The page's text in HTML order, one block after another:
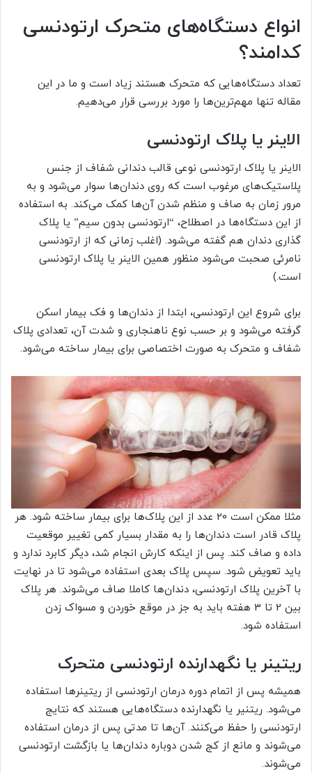
انواع دستگاه‌های متحرک ارتودنسی
کدامند؟
تعداد دستگاه‌هایی که متحرک هستند زیاد است و ما در این
مقاله تنها مهم‌ترین‌ها را مورد بررسی قرار می‌دهیم.
الاینر یا پلاک ارتودنسی
الاینر یا پلاک ارتودنسی نوعی قالب دندانی شفاف از جنس
پلاستیک‌های مرغوب است که روی دندان‌ها سوار می‌شود و به
مرور زمان به صاف و منظم شدن آن‌ها کمک می‌کند. به استفاده
از این دستگاه‌ها در اصطلاح، “ارتودنسی بدون سیم” یا پلاک
گذاری دندان هم گفته می‌شود. (اغلب زمانی که از ارتودنسی
نامرئی صحبت می‌شود منظور همین الاینر یا پلاک ارتودنسی
است.)
برای شروع این ارتودنسی، ابتدا از دندان‌ها و فک بیمار اسکن
گرفته می‌شود و بر حسب نوع ناهنجاری و شدت آن، تعدادی پلاک
شفاف و متحرک به صورت اختصاصی برای بیمار ساخته می‌شود.
مثلا ممکن است 20 عدد از این پلاک‌ها برای بیمار ساخته شود. هر
پلاک قادر است دندان‌ها را به مقدار بسیار کمی تغییر موقعیت
داده و صاف کند. پس از اینکه کارش انجام شد، دیگر کابرد ندارد و
باید تعویض شود. سپس پلاک بعدی استفاده می‌شود تا در نهایت
با آخرین پلاک ارتودنسی، دندان‌ها کاملا صاف می‌شوند. هر پلاک
بین 2 تا 3 هفته باید به جز در موقع خوردن و مسواک زدن
استفاده شود.
ریتینر یا نگهدارنده ارتودنسی متحرک
همیشه پس از اتمام دوره درمان ارتودنسی از ریتینرها استفاده
می‌شود. ریتنیر یا نگهدارنده دستگاه‌هایی هستند که نتایج
ارتودنسی را حفظ می‌کنند. آن‌ها تا مدتی پس از درمان استفاده
می‌شوند و مانع از کج شدن دوباره دندان‌ها یا بازگشت ارتودنسی
می‌شوند.